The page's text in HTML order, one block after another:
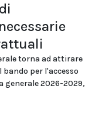
torna ad attirare
per l'accesso
generale 2026-2029,